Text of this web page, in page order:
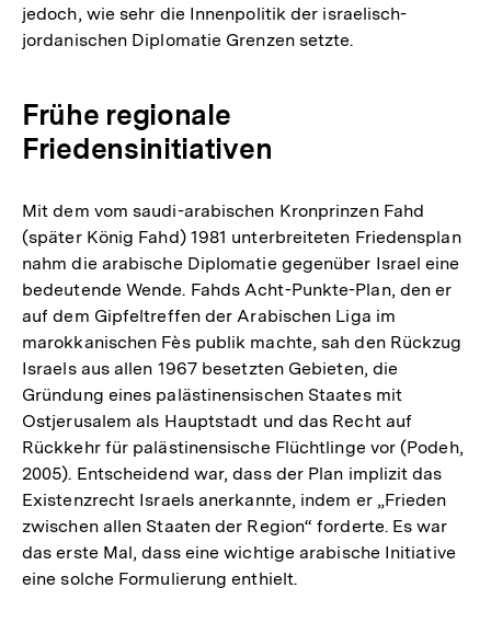
jedoch, wie sehr die Innenpolitik der israelisch-
jordanischen Diplomatie Grenzen setzte.
Frühe regionale
Friedensinitiativen
Mit dem vom saudi-arabischen Kronprinzen Fahd
(später König Fahd) 1981 unterbreiteten Friedensplan
nahm die arabische Diplomatie gegenüber Israel eine
bedeutende Wende. Fahds Acht-Punkte-Plan, den er
auf dem Gipfeltreffen der Arabischen Liga im
marokkanischen Fès publik machte, sah den Rückzug
Israels aus allen 1967 besetzten Gebieten, die
Gründung eines palästinensischen Staates mit
Ostjerusalem als Hauptstadt und das Recht auf
Rückkehr für palästinensische Flüchtlinge vor (Podeh,
2005). Entscheidend war, dass der Plan implizit das
Existenzrecht Israels anerkannte, indem er „Frieden
zwischen allen Staaten der Region“ forderte. Es war
das erste Mal, dass eine wichtige arabische Initiative
eine solche Formulierung enthielt.